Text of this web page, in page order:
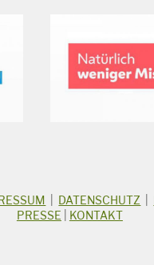
DATENSCHUTZ
PRESSE
KONTAKT